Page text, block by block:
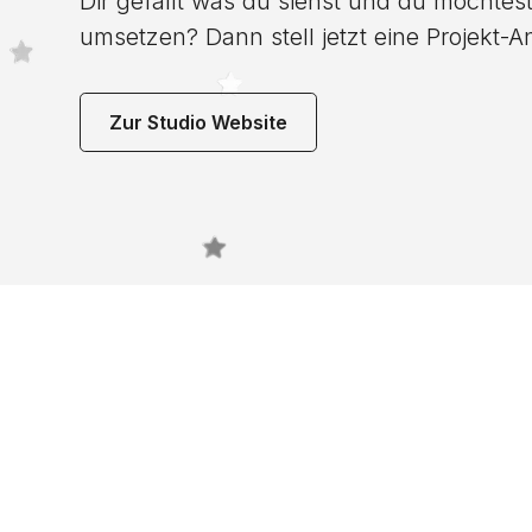
umsetzen? Dann stell jetzt eine Projekt-
Zur Studio Website